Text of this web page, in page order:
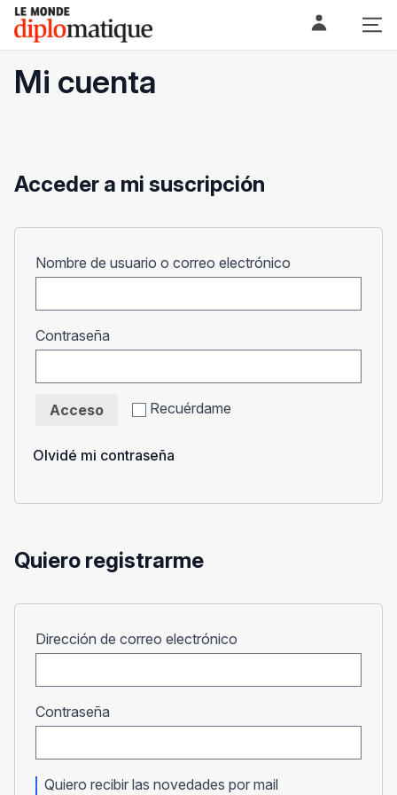
Skip
content
Le monde diplomatique
Mi cuenta
Acceder a mi suscripción
Nombre de usuario o correo electrónico
Contraseña
Recuérdame
Acceso
Olvidé mi contraseña
Quiero registrarme
Dirección de correo electrónico
Contraseña
Quiero recibir las novedades por mail